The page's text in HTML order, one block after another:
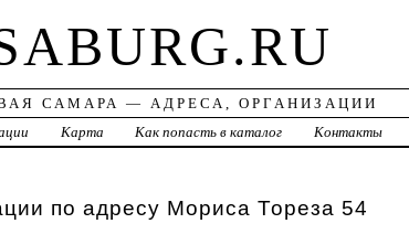
САМАРА — АДРЕСА, ОРГАНИЗАЦИИ
Карта Как попасть в каталог Контакты
по адресу Мориса Тореза 54